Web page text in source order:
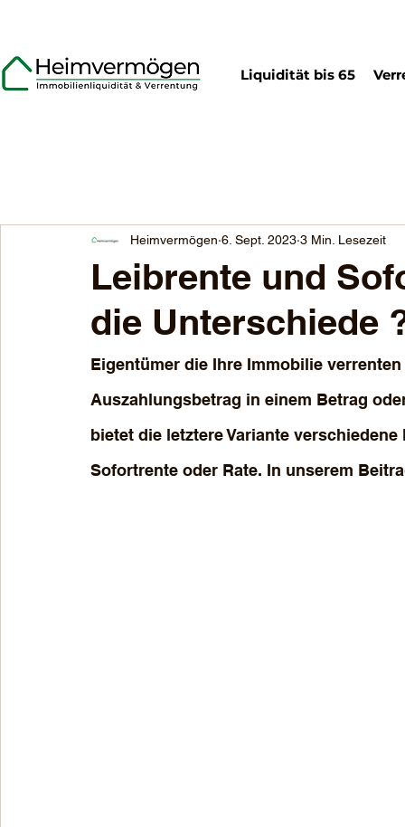
Liquidität bis 65
Leibrente und
die Unterschiede
Heimvermögen 6. Sept. 2023 3 Min. Lesezeit
Eigentümer die Ihre Immobilie
Auszahlungsbetrag in einem Betrag
bietet die letztere Variante
Sofortrente oder Rate. In unserem